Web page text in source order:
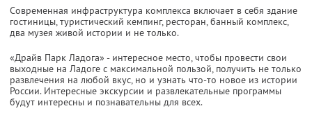
Современная инфраструктура комплекса включает в себя здание
гостиницы, туристический кемпинг, ресторан, банный комплекс,
два музея живой истории и не только.
«Драйв Парк Ладога» - интересное место, чтобы провести свои
выходные на Ладоге с максимальной пользой, получить не только
развлечения на любой вкус, но и узнать что-то новое из истории
России. Интересные экскурсии и развлекательные программы
будут интересны и познавательны для всех.